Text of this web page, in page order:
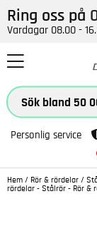
Ring oss på
Vardagar 08.00 -
Personlig service
Hem / Rör & rördelar /
rördelar - Stålrör - Rör &